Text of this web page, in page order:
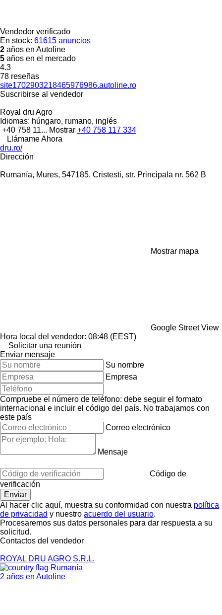
Vendedor verificado
En stock: 61615 anuncios
2 años en Autoline
5 años en el mercado
4.3
78 reseñas
site1702903218465976986.autoline.ro
Suscribirse al vendedor
Royal dru Agro
Idiomas: húngaro, rumano, inglés
+40 758 11... Mostrar +40 758 117 334
Llámame Ahora
dru.ro/
Dirección
Rumanía, Mures, 547185, Cristesti, str. Principala nr. 562 B
Mostrar mapa
Google Street View
Hora local del vendedor: 08:48 (EEST)
Solicitar una reunión
Enviar mensaje
Su nombre
Empresa
Compruebe el número de teléfono: debe seguir el formato
internacional e incluir el código del país. No trabajamos con
este país
Correo electrónico
Mensaje
Código de
verificación
Al hacer clic aquí, muestra su conformidad con nuestra política
de privacidad y nuestro acuerdo del usuario.
Procesaremos sus datos personales para dar respuesta a su
solicitud.
Contactos del vendedor
ROYAL DRU AGRO S.R.L.
Rumanía
2 años en Autoline